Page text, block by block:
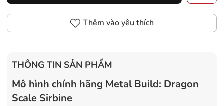
Thêm vào yêu thích
THÔNG TIN SẢN PHẨM
Mô hình chính hãng Metal Build: Dragon
Scale Sirbine